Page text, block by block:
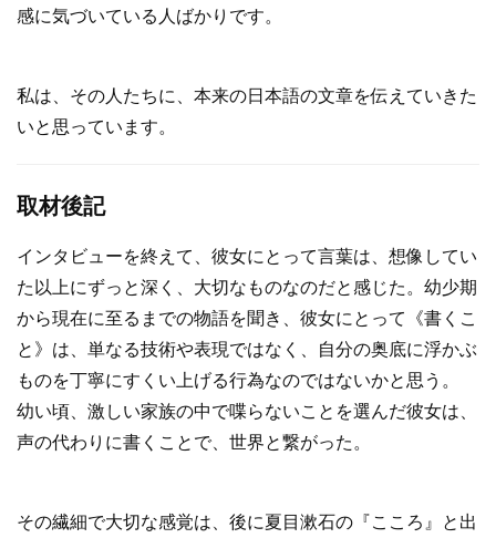
感に気づいている人ばかりです。
私は、その人たちに、本来の日本語の文章を伝えていきた
いと思っています。
取材後記
インタビューを終えて、彼女にとって言葉は、想像してい
た以上にずっと深く、大切なものなのだと感じた。幼少期
から現在に至るまでの物語を聞き、彼女にとって《書くこ
と》は、単なる技術や表現ではなく、自分の奥底に浮かぶ
ものを丁寧にすくい上げる行為なのではないかと思う。
幼い頃、激しい家族の中で喋らないことを選んだ彼女は、
声の代わりに書くことで、世界と繋がった。
その繊細で大切な感覚は、後に夏目漱石の『こころ』と出